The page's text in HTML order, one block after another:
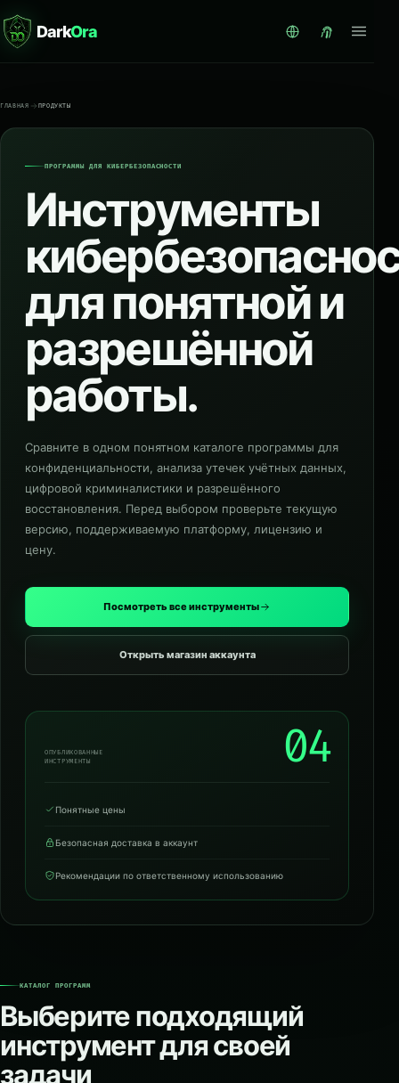
DarkOra
ГЛАВНАЯ ПРОДУКТЫ
ПРОГРАММЫ ДЛЯ КИБЕРБЕЗОПАСНОСТИ
Инструменты
для понятной и
разрешённой
работы.
Сравните в одном понятном каталоге программы для
конфиденциальности, анализа утечек учётных данных,
цифровой криминалистики и разрешённого
восстановления. Перед выбором проверьте текущую
версию, поддерживаемую платформу, лицензию и
цену.
Посмотреть все инструменты
Открыть магазин аккаунта
ОПУБЛИКОВАННЫЕ
ИНСТРУМЕНТЫ
04
Понятные цены
Безопасная доставка в аккаунт
Рекомендации по ответственному использованию
КАТАЛОГ ПРОГРАММ
Выберите подходящий
инструмент для своей
задачи